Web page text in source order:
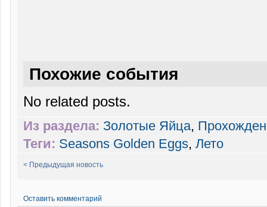
Похожие события
No related posts.
Из раздела: Золотые Яйца,
Теги: Seasons Golden Eggs, Лето
< Предыдущая новость
Оставить комментарий